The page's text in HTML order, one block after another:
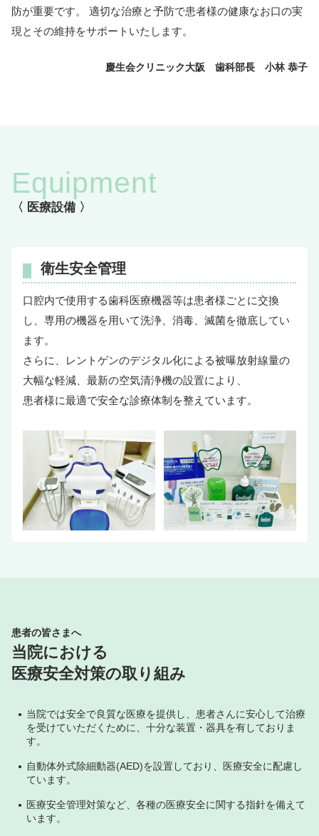
防が重要です。 適切な治療と予防で患者様の健康なお口の実
現とその維持をサポートいたします。
慶生会クリニック大阪 歯科部長 小林 恭子
Equipment
〈 医療設備 〉
衛生安全管理
口腔内で使用する歯科医療機器等は患者様ごとに交換
し、専用の機器を用いて洗浄、消毒、滅菌を徹底してい
ます。
さらに、レントゲンのデジタル化による被曝放射線量の
大幅な軽減、最新の空気清浄機の設置により、
患者様に最適で安全な診療体制を整えています。
患者の皆さまへ
当院における
医療安全対策の取り組み
当院では安全で良質な医療を提供し、患者さんに安心して治療
を受けていただくために、十分な装置・器具を有しておりま
す。
自動体外式除細動器(AED)を設置しており、医療安全に配慮し
ています。
医療安全管理対策など、各種の医療安全に関する指針を備えて
います。